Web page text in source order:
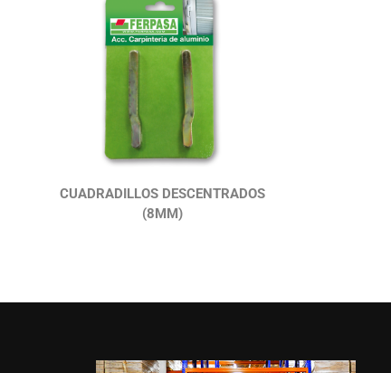
CUADRADILLOS DESCENTRADOS
(8MM)